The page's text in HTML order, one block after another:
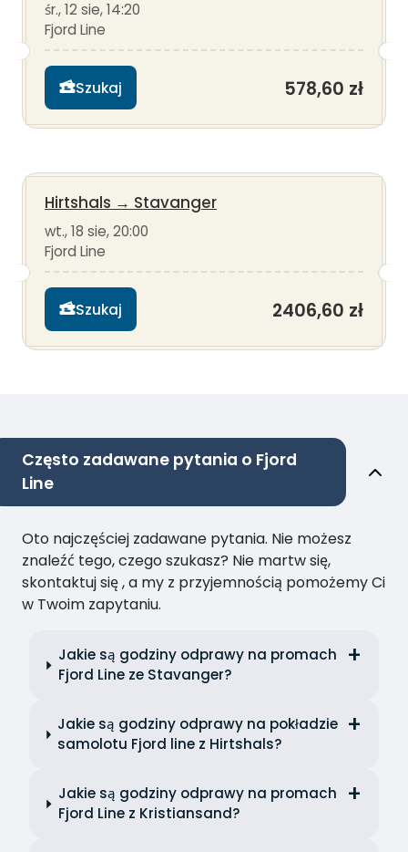
śr., 12 sie, 14:20
Fjord Line
Szukaj 578,60 zł
Hirtshals → Stavanger
wt., 18 sie, 20:00
Fjord Line
Szukaj 2406,60 zł
Często zadawane pytania o Fjord
Line
Oto najczęściej zadawane pytania. Nie możesz
znaleźć tego, czego szukasz? Nie martw się,
skontaktuj się , a my z przyjemnością pomożemy Ci
w Twoim zapytaniu.
Jakie są godziny odprawy na promach
Fjord Line ze Stavanger?
Jakie są godziny odprawy na pokładzie
samolotu Fjord line z Hirtshals?
Jakie są godziny odprawy na promach
Fjord Line z Kristiansand?